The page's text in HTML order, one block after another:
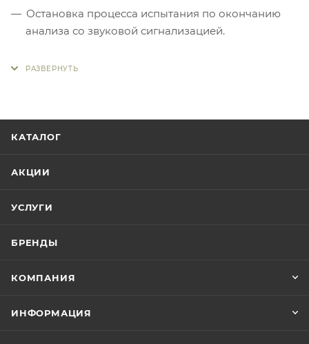
Остановка процесса испытания по окончанию
анализа со звуковой сигнализацией.
КАТАЛОГ
АКЦИИ
УСЛУГИ
БРЕНДЫ
КОМПАНИЯ
ИНФОРМАЦИЯ